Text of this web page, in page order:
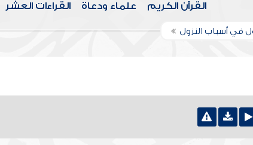
القرآن الكريم علماء ودعاة القراءات العشر
في أسباب النزول